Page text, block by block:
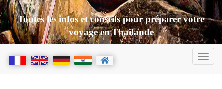
Toutes les infos et conseils pour préparer votre
voyage en Thaïlande